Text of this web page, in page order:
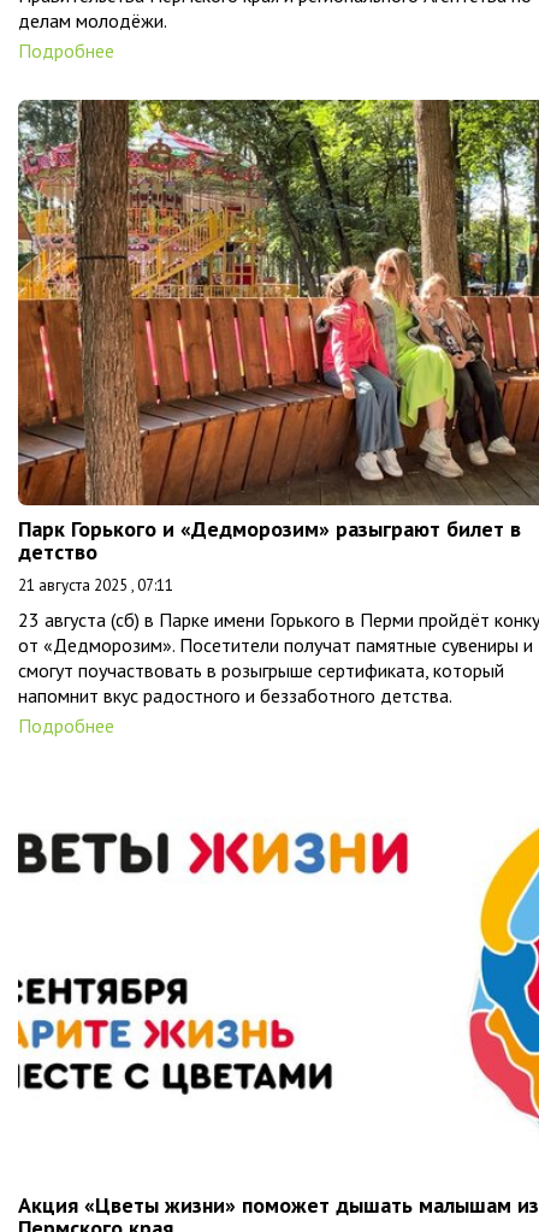
делам молодёжи.
Подробнее
Парк Горького и «Дедморозим» разыграют билет в
детство
21 августа 2025 , 07:11
23 августа (сб) в Парке имени Горького в Перми пройдёт
от «Дедморозим». Посетители получат памятные сувениры и
смогут поучаствовать в розыгрыше сертификата, который
напомнит вкус радостного и беззаботного детства.
Подробнее
Акция «Цветы жизни» поможет дышать малышам из